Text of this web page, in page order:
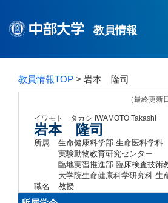
教員情報
教員情報TOP > 岩本 隆司
（最終更新
イワモト タカシ IWAMOTO Takashi
岩本 隆司
所属
生命健康科学部 生命医科学科
実験動物教育研究センター
臨地実習推進部 臨床検査技術
大学院生命健康科学研究科 生
職名
教授